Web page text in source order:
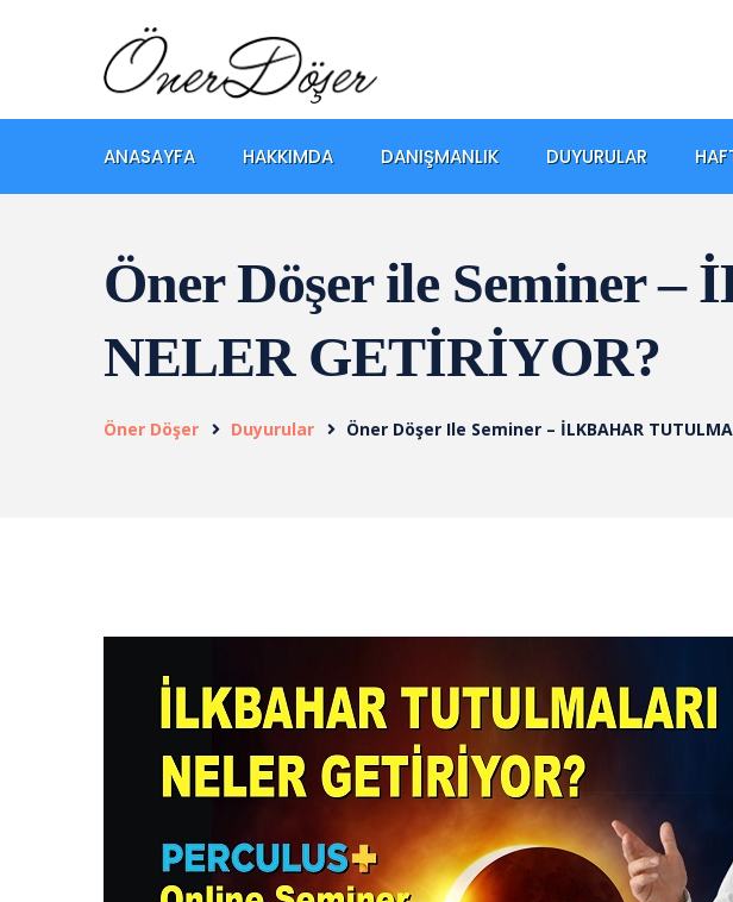
ANASAYFA HAKKIMDA DANIŞMANLIK DUYURULAR
Öner Döşer ile Seminer
NELER GETİRİYOR?
Öner Döşer Duyurular Öner Döşer Ile Seminer – İLKBAHAR